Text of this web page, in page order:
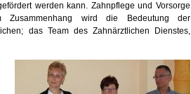
werden kann. Zahnpflege und Vorsorge
wird die Bedeutung der
das Team des Zahnärztlichen Dienstes,